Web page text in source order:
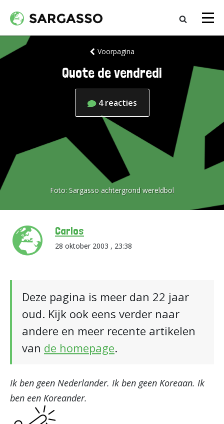
Voorpagina
Quote de vendredi
4 reacties
Foto: Sargasso achtergrond wereldbol
Carlos
28 oktober 2003 , 23:38
Deze pagina is meer dan 22 jaar
oud. Kijk ook eens verder naar
andere en meer recente artikelen
van de homepage.
Ik ben geen Nederlander. Ik ben geen Koreaan. Ik
ben een Koreander.